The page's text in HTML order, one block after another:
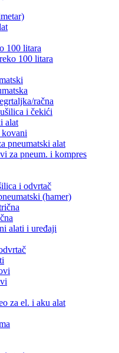
100 litara
100 litara
račna
i čekići
alat
pneumatski alat
za pneum. i kompres
i odvrtač
(hamer)
alati i uređaji
za el. i aku alat